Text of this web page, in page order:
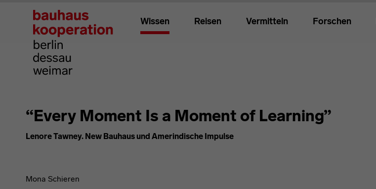
Wissen Reisen Vermitteln Forschen
“Every Moment Is a Moment of Learning”
Lenore Tawney. New Bauhaus und Amerindische Impulse
Mona Schieren